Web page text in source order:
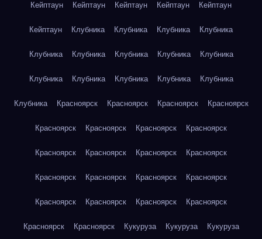
Кейптаун Кейптаун Кейптаун Кейптаун Кейптаун
Кейптаун Клубника Клубника Клубника Клубника
Клубника Клубника Клубника Клубника Клубника
Клубника Клубника Клубника Клубника Клубника
Клубника Красноярск Красноярск Красноярск Красноярск
Красноярск Красноярск Красноярск Красноярск
Красноярск Красноярск Красноярск Красноярск
Красноярск Красноярск Красноярск Красноярск
Красноярск Красноярск Красноярск Красноярск
Красноярск Красноярск Кукуруза Кукуруза Кукуруза